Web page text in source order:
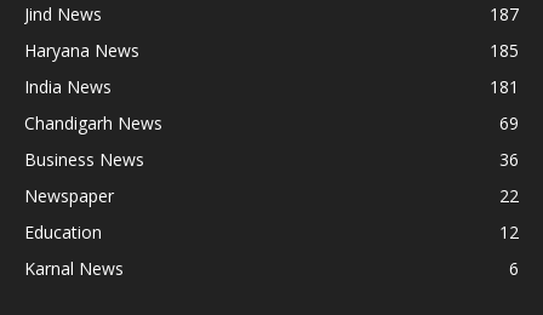
Jind News
187
Haryana News
185
India News
181
Chandigarh News
69
Business News
36
Newspaper
22
Education
12
Karnal News
6